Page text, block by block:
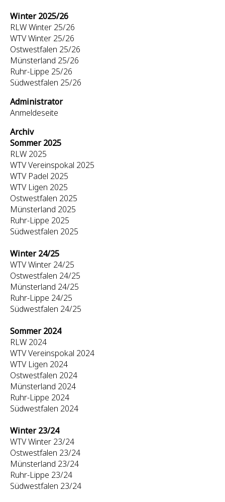
Winter 2025/26
RLW Winter 25/26
WTV Winter 25/26
Ostwestfalen 25/26
Münsterland 25/26
Ruhr-Lippe 25/26
Südwestfalen 25/26
Administrator
Anmeldeseite
Archiv
Sommer 2025
RLW 2025
WTV Vereinspokal 2025
WTV Padel 2025
WTV Ligen 2025
Ostwestfalen 2025
Münsterland 2025
Ruhr-Lippe 2025
Südwestfalen 2025
Winter 24/25
WTV Winter 24/25
Ostwestfalen 24/25
Münsterland 24/25
Ruhr-Lippe 24/25
Südwestfalen 24/25
Sommer 2024
RLW 2024
WTV Vereinspokal 2024
WTV Ligen 2024
Ostwestfalen 2024
Münsterland 2024
Ruhr-Lippe 2024
Südwestfalen 2024
Winter 23/24
WTV Winter 23/24
Ostwestfalen 23/24
Münsterland 23/24
Ruhr-Lippe 23/24
Südwestfalen 23/24